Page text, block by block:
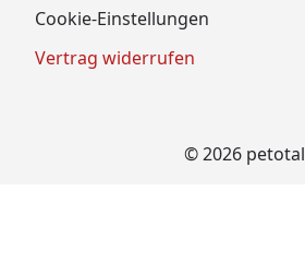
Cookie-Einstellungen
Vertrag widerrufen
© 2026 petotal